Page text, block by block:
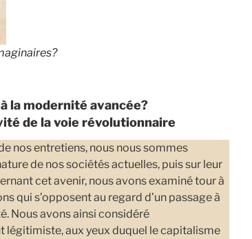
la modernité avancée?
de la voie révolutionnaire
nos entretiens, nous nous sommes
de nos sociétés actuelles, puis sur leur
cet avenir, nous avons examiné tour à
qui s’opposent au regard d’un passage à
Nous avons ainsi considéré
légitimiste, aux yeux duquel le capitalisme